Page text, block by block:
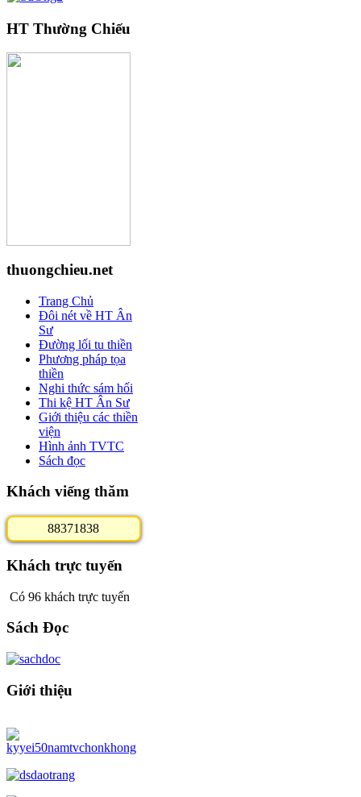
HT Thường Chiếu
thuongchieu.net
Trang Chủ
Đôi nét về HT Ân
Sư
Đường lối tu thiền
Phương pháp tọa
thiền
Nghi thức sám hối
Thi kệ HT Ân Sư
Giới thiệu các thiền
viện
Hình ảnh TVTC
Sách đọc
Khách viếng thăm
88371838
Khách trực tuyến
Có 96 khách trực tuyến
Sách Đọc
Giới thiệu